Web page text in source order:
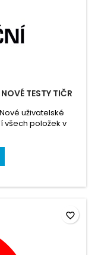
TESTY TIČR
uživatelské
všech položek v
náhled sestavy
zadané položky.
favorite_border